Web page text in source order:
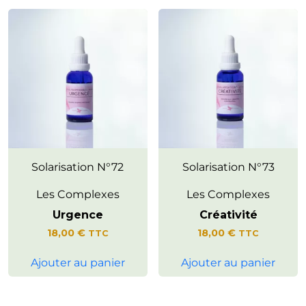
En cas d'urgence, ramène la
Solarisation N°72
Les Complexes
Urgence
18,00 € TTC
Ajouter au panier
Favorise l’expression de son
Solarisation N°73
Les Complexes
Créativité
18,00€ TTC
Ajouter au panier